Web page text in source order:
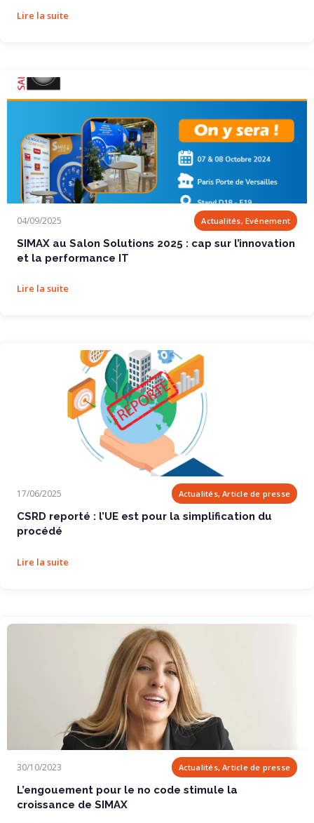
Lire la suite
04/09/2025 Actualités, Evénement
SIMAX au Salon Solutions 2025 : cap sur l’innovation
et la performance IT
Lire la suite
CSRD reporté : l’UE est pour la simplification...
17/06/2025 Actualités, Article de presse
CSRD reporté : l’UE est pour la simplification du
procédé
Lire la suite
L’engouement pour le no code stimule la...
30/10/2023 Actualités, Article de presse
L’engouement pour le no code stimule la
croissance de SIMAX